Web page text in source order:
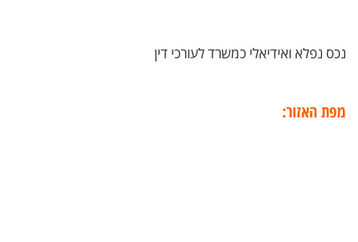
נכס נפלא ואידיאלי כמשרד לעורכי דין
מפת האזור: